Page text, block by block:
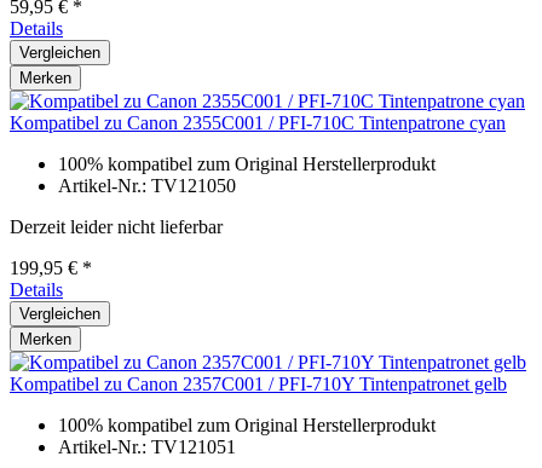
59,95 € *
Details
Vergleichen
Merken
Kompatibel zu Canon 2355C001 / PFI-710C Tintenpatrone cyan
100% kompatibel zum Original Herstellerprodukt
Artikel-Nr.: TV121050
Derzeit leider nicht lieferbar
199,95 € *
Details
Vergleichen
Merken
Kompatibel zu Canon 2357C001 / PFI-710Y Tintenpatronet gelb
100% kompatibel zum Original Herstellerprodukt
Artikel-Nr.: TV121051